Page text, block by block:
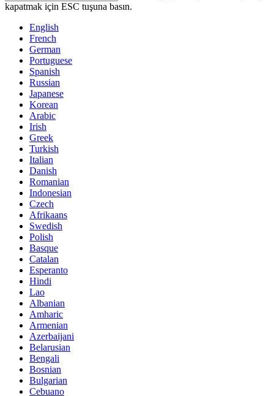
kapatmak için ESC tuşuna basın.
English
French
German
Portuguese
Spanish
Russian
Japanese
Korean
Arabic
Irish
Greek
Turkish
Italian
Danish
Romanian
Indonesian
Czech
Afrikaans
Swedish
Polish
Basque
Catalan
Esperanto
Hindi
Lao
Albanian
Amharic
Armenian
Azerbaijani
Belarusian
Bengali
Bosnian
Bulgarian
Cebuano